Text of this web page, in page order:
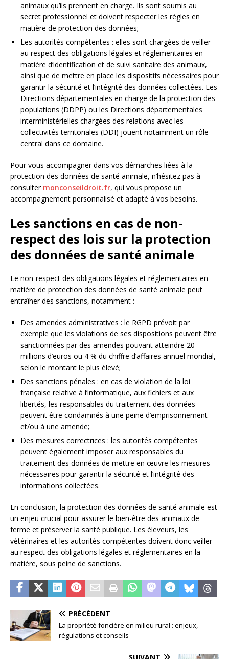
animaux qu’ils prennent en charge. Ils sont soumis au
secret professionnel et doivent respecter les règles en
matière de protection des données;
Les autorités compétentes : elles sont chargées de veiller
au respect des obligations légales et réglementaires en
matière d’identification et de suivi sanitaire des animaux,
ainsi que de mettre en place les dispositifs nécessaires pour
garantir la sécurité et l’intégrité des données collectées. Les
Directions départementales en charge de la protection des
populations (DDPP) ou les Directions départementales
interministérielles chargées des relations avec les
collectivités territoriales (DDI) jouent notamment un rôle
central dans ce domaine.
Pour vous accompagner dans vos démarches liées à la
protection des données de santé animale, n’hésitez pas à
consulter monconseildroit.fr, qui vous propose un
accompagnement personnalisé et adapté à vos besoins.
Les sanctions en cas de non-
respect des lois sur la protection
des données de santé animale
Le non-respect des obligations légales et réglementaires en
matière de protection des données de santé animale peut
entraîner des sanctions, notamment :
Des amendes administratives : le RGPD prévoit par
exemple que les violations de ses dispositions peuvent être
sanctionnées par des amendes pouvant atteindre 20
millions d’euros ou 4 % du chiffre d’affaires annuel mondial,
selon le montant le plus élevé;
Des sanctions pénales : en cas de violation de la loi
française relative à l’informatique, aux fichiers et aux
libertés, les responsables du traitement des données
peuvent être condamnés à une peine d’emprisonnement
et/ou à une amende;
Des mesures correctrices : les autorités compétentes
peuvent également imposer aux responsables du
traitement des données de mettre en œuvre les mesures
nécessaires pour garantir la sécurité et l’intégrité des
informations collectées.
En conclusion, la protection des données de santé animale est
un enjeu crucial pour assurer le bien-être des animaux de
ferme et préserver la santé publique. Les éleveurs, les
vétérinaires et les autorités compétentes doivent donc veiller
au respect des obligations légales et réglementaires en la
matière, sous peine de sanctions.
PRÉCÉDENT
La propriété foncière en milieu rural : enjeux,
régulations et conseils